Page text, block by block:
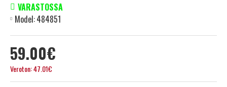
59.00€
Veroton: 47.01€
VARASTOSSA
Model:484851